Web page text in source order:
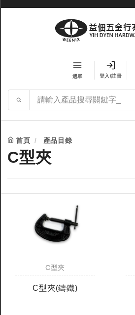
選單 登入/註冊
首頁 產品目錄
C型夾
C型夾
C型夾(鑄鐵)